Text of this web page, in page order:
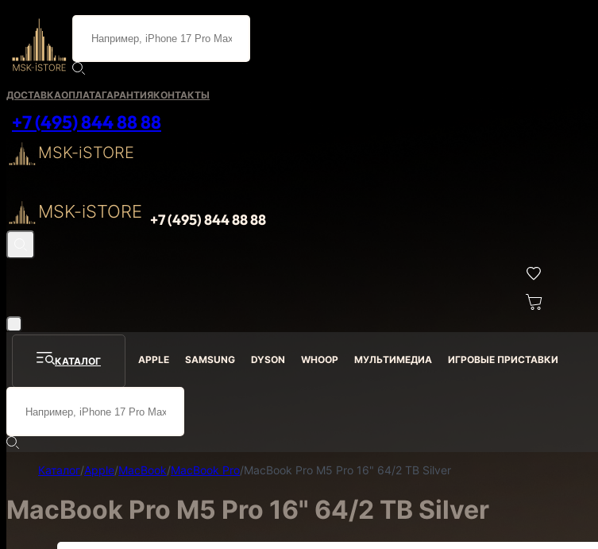
ДОСТАВКАОПЛАТАГАРАНТИЯКОНТАКТЫ
+7 (495) 844 88 88
MSK-iSTORE
MSK-iSTORE +7 (495) 844 88 88
КАТАЛОГ APPLE SAMSUNG DYSON WHOOP МУЛЬТИМЕДИА ИГРОВЫЕ ПРИСТАВКИ
Каталог/Apple/MacBook/MacBook Pro/MacBook Pro M5 Pro 16" 64/2 TB Silver
MacBook Pro M5 Pro 16" 64/2 TB Silver